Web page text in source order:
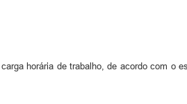
horária de trabalho, de acordo com o